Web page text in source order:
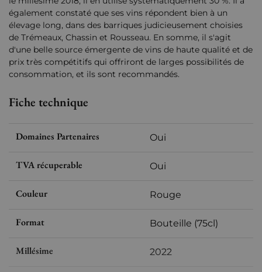
également constaté que ses vins répondent bien à un
élevage long, dans des barriques judicieusement choisies
de Trémeaux, Chassin et Rousseau. En somme, il s'agit
d'une belle source émergente de vins de haute qualité et de
prix très compétitifs qui offriront de larges possibilités de
consommation, et ils sont recommandés.
Fiche technique
Domaines Partenaires Oui
TVA récuperable Oui
Couleur Rouge
Format Bouteille (75cl)
Millésime 2022